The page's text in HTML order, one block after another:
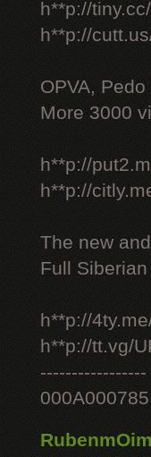
h**p://
h**p://
OPVA,
More 3000
h**p://
h**p://
The new
Full
h**p://
h**p://tt.vg/
-----------------
000A000785